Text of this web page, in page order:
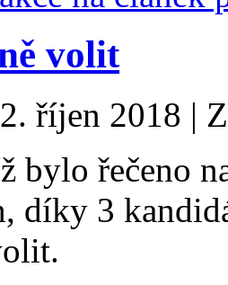
volit
říjen 2018 |
bylo řečeno
díky 3